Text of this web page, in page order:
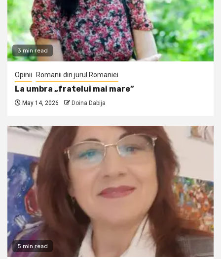
3 min read
Opinii Romanii din jurul Romaniei
La umbra „fratelui mai mare”
May 14, 2026 Doina Dabija
5 min read